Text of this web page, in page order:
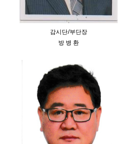
감시단/부단장
방 병 환